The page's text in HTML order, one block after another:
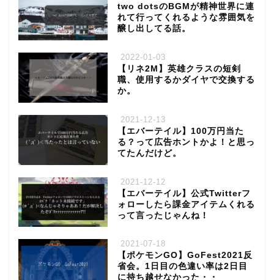
two dotsのBGMが精神世界に連
れて行ってくれるような雰囲気を
醸し出してる話。
2022-01-03
【リネ2M】英雄クラスの短剣
職、使用するかダイヤで交換する
か。
2021-12-13
【エバーテイル】100万円当た
る？って広告ホントかよ！と思っ
てたんだけど。
2021-12-12
【エバーテイル】公式Twitterフ
ォローしたら課金アイテムくれる
って言ったじゃんね！
2021-07-18
【ポケモンGO】GoFest2021反
省会。1日目の色違い率は2日目
に持ち越せなかった・・